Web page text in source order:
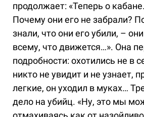
продолжает: «Теперь о
Почему они его не забрали?
знали, что они его убили, –
всему, что движется…». Она
подробности: охотились не в
никто не увидит и не узнает,
легкие, он уходил в муках…
дело на убийц. «Ну, это мы